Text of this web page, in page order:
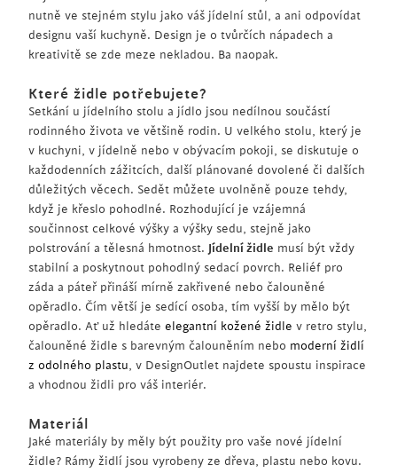
nutně ve stejném stylu jako váš jídelní stůl, a ani odpovídat
designu vaší kuchyně. Design je o tvůrčích nápadech a
kreativitě se zde meze nekladou. Ba naopak.
Které židle potřebujete?
Setkání u jídelního stolu a jídlo jsou nedílnou součástí
rodinného života ve většině rodin. U velkého stolu, který je
v kuchyni, v jídelně nebo v obývacím pokoji, se diskutuje o
každodenních zážitcích, další plánované dovolené či dalších
důležitých věcech. Sedět můžete uvolněně pouze tehdy,
když je křeslo pohodlné. Rozhodující je vzájemná
součinnost celkové výšky a výšky sedu, stejně jako
polstrování a tělesná hmotnost. Jídelní židle musí být vždy
stabilní a poskytnout pohodlný sedací povrch. Reliéf pro
záda a páteř přináší mírně zakřivené nebo čalouněné
opěradlo. Čím větší je sedící osoba, tím vyšší by mělo být
opěradlo. Ať už hledáte elegantní kožené židle v retro stylu,
čalouněné židle s barevným čalouněním nebo moderní židlí
z odolného plastu, v DesignOutlet najdete spoustu inspirace
a vhodnou židli pro váš interiér.
Materiál
Jaké materiály by měly být použity pro vaše nové jídelní
židle? Rámy židlí jsou vyrobeny ze dřeva, plastu nebo kovu.